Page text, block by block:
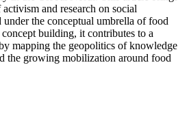
and research on social
the conceptual umbrella of food
building, it contributes to a
mapping the geopolitics of knowledge
the growing mobilization around food